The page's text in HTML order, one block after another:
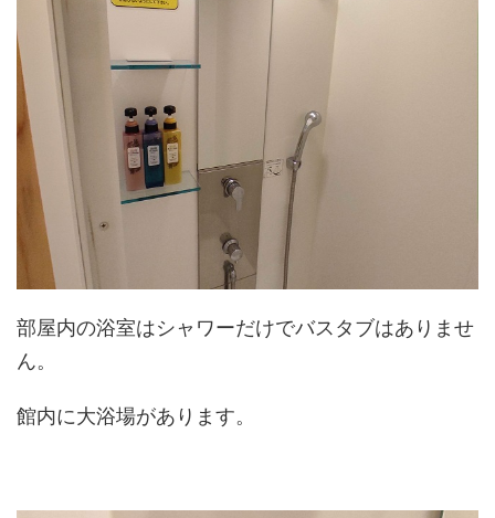
部屋内の浴室はシャワーだけでバスタブはありませ
ん。
館内に大浴場があります。